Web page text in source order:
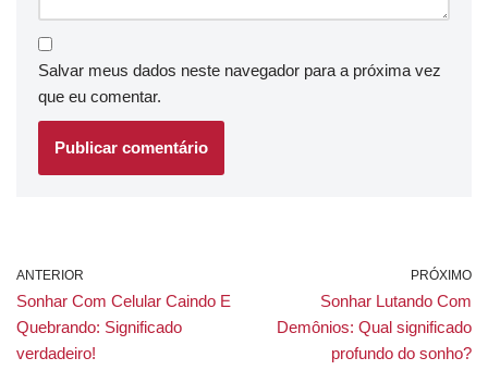
Salvar meus dados neste navegador para a próxima vez
que eu comentar.
ANTERIOR
Sonhar Com Celular Caindo E
Quebrando: Significado
verdadeiro!
PRÓXIMO
Sonhar Lutando Com
Demônios: Qual significado
profundo do sonho?